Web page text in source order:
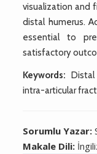
visualization and
distal humerus.
essential to
satisfactory
Keywords:
intra-articular
Sorumlu Yazar:
Makale Dili: